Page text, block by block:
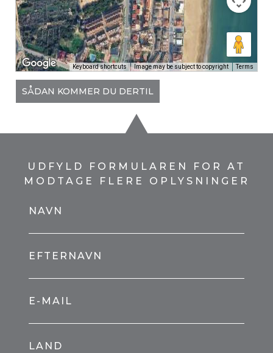
Keyboard shortcuts Image may be subject to copyright Terms
SÅDAN KOMMER DU DERTIL
UDFYLD FORMULAREN FOR AT
MODTAGE FLERE OPLYSNINGER
NAVN
EFTERNAVN
E-MAIL
LAND